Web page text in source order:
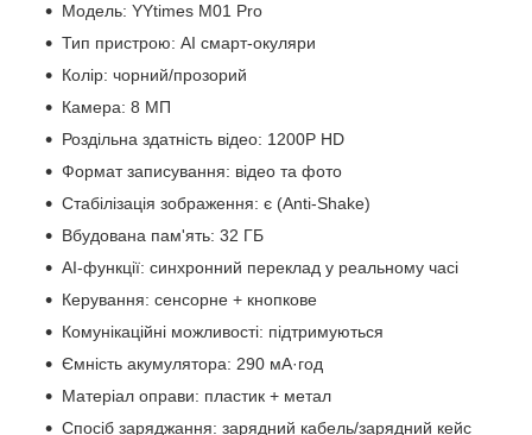
Модель: YYtimes M01 Pro
Тип пристрою: AI смарт-окуляри
Колір: чорний/прозорий
Камера: 8 МП
Роздільна здатність відео: 1200P HD
Формат записування: відео та фото
Стабілізація зображення: є (Anti-Shake)
Вбудована пам'ять: 32 ГБ
AI-функції: синхронний переклад у реальному часі
Керування: сенсорне + кнопкове
Комунікаційні можливості: підтримуються
Ємність акумулятора: 290 мА·год
Матеріал оправи: пластик + метал
Спосіб заряджання: зарядний кабель/зарядний кейс